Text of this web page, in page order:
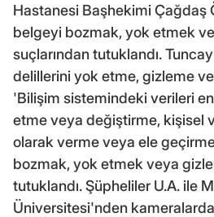
Hastanesi Başhekimi Çağdaş
belgeyi bozmak, yok etmek
suçlarından tutuklandı.
delillerini yok etme, gizleme
'Bilişim sistemindeki verileri
etme veya değiştirme, kişisel
olarak verme veya ele
bozmak, yok etmek veya
tutuklandı. Şüpheliler U.A. ile
Üniversitesi'nden